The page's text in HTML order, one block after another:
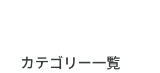
カテゴリー一覧